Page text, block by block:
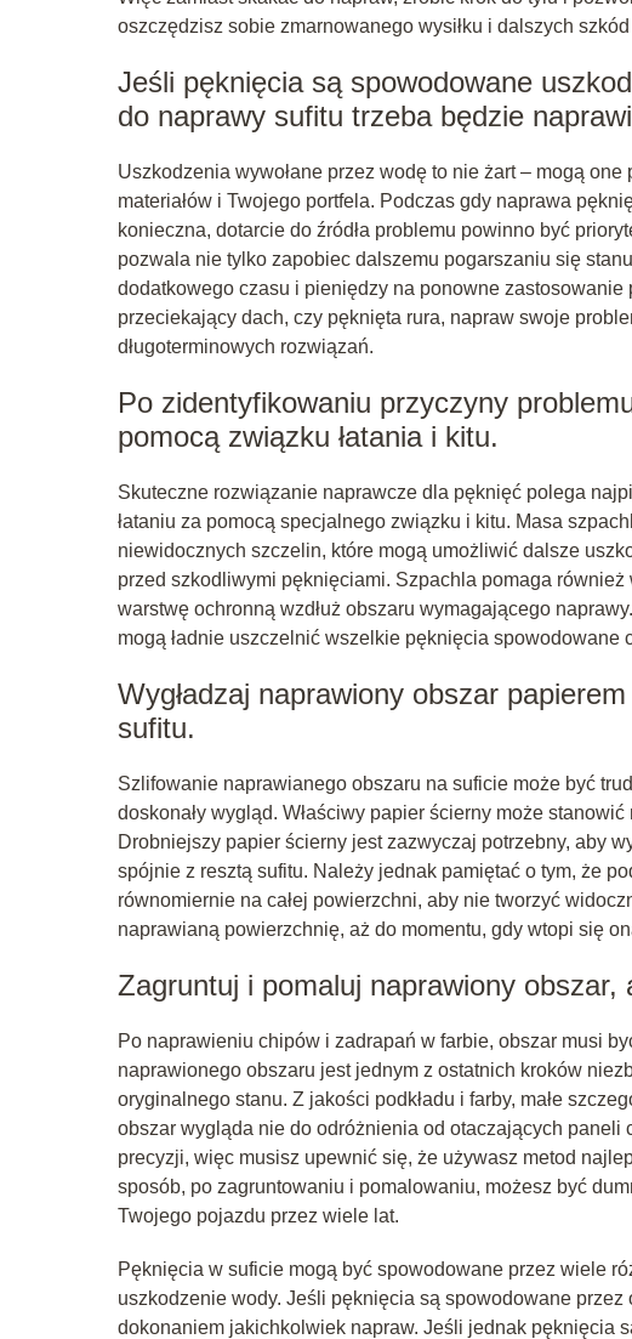
oszczędzisz sobie zmarnowanego wysiłku i dalszych
Jeśli pęknięcia są spowodowane
do naprawy sufitu trzeba będzie
Uszkodzenia wywołane przez wodę to nie żart – mogą
materiałów i Twojego portfela. Podczas gdy naprawa
konieczna, dotarcie do źródła problemu powinno być
pozwala nie tylko zapobiec dalszemu pogarszaniu się
dodatkowego czasu i pieniędzy na ponowne
przeciekający dach, czy pęknięta rura, napraw swoje
długoterminowych rozwiązań.
Po zidentyfikowaniu przyczyny
pomocą związku łatania i kitu.
Skuteczne rozwiązanie naprawcze dla pęknięć polega
łataniu za pomocą specjalnego związku i kitu. Masa
niewidocznych szczelin, które mogą umożliwić dalsze
przed szkodliwymi pęknięciami. Szpachla pomaga
warstwę ochronną wzdłuż obszaru wymagającego
mogą ładnie uszczelnić wszelkie pęknięcia spowodowane
Wygładzaj naprawiony obszar
sufitu.
Szlifowanie naprawianego obszaru na suficie może być
doskonały wygląd. Właściwy papier ścierny może
Drobniejszy papier ścierny jest zazwyczaj potrzebny, aby
spójnie z resztą sufitu. Należy jednak pamiętać o tym, że
równomiernie na całej powierzchni, aby nie tworzyć
naprawianą powierzchnię, aż do momentu, gdy wtopi się
Zagruntuj i pomaluj naprawiony obszar,
Po naprawieniu chipów i zadrapań w farbie, obszar musi
naprawionego obszaru jest jednym z ostatnich kroków
oryginalnego stanu. Z jakości podkładu i farby, małe
obszar wygląda nie do odróżnienia od otaczających
precyzji, więc musisz upewnić się, że używasz metod
sposób, po zagruntowaniu i pomalowaniu, możesz być
Twojego pojazdu przez wiele lat.
Pęknięcia w suficie mogą być spowodowane przez wiele
uszkodzenie wody. Jeśli pęknięcia są spowodowane
dokonaniem jakichkolwiek napraw. Jeśli jednak pęknięcia